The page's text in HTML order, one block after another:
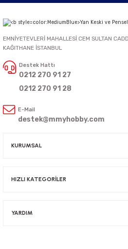
EMNİYETEVLERİ MAHALLESİ CEM SULTAN
KAĞITHANE İSTANBUL
Destek Hattı
0212 270 91 27
0212 270 91 28
E-Mail
destek@mmyhobby.com
KURUMSAL
HIZLI KATEGORİLER
YARDIM